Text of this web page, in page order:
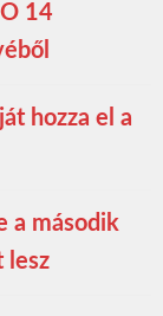
14
hozza el a
a második
lesz